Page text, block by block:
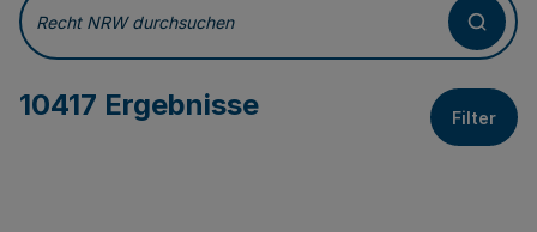
Recht NRW durchsuchen
10417 Ergebnisse Filter